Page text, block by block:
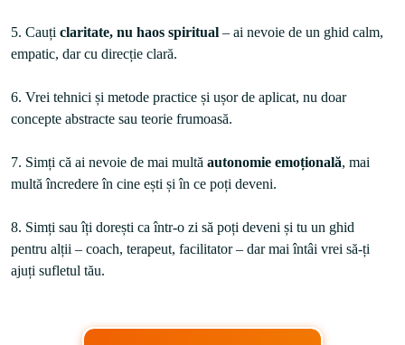
5. Cauți claritate, nu haos spiritual – ai nevoie de un ghid calm,
empatic, dar cu direcție clară.
6. Vrei tehnici și metode practice și ușor de aplicat, nu doar
concepte abstracte sau teorie frumoasă.
7. Simți că ai nevoie de mai multă autonomie emoțională, mai
multă încredere în cine ești și în ce poți deveni.
8. Simți sau îți dorești ca într-o zi să poți deveni și tu un ghid
pentru alții – coach, terapeut, facilitator – dar mai întâi vrei să-ți